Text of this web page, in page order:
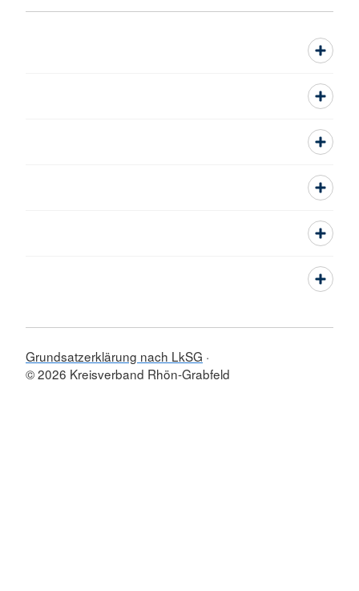
Grundsatzerklärung nach LkSG
© 2026 Kreisverband Rhön-Grabfeld